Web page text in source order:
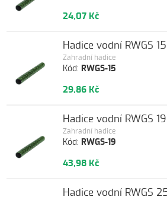
24,07 Kč
Kód: RWGS-15
Zahradní hadice
Hadice vodní RWGS
29,86 Kč
Kód: RWGS-19
Zahradní hadice
Hadice vodní RWGS
43,98 Kč
Hadice vodní RWGS